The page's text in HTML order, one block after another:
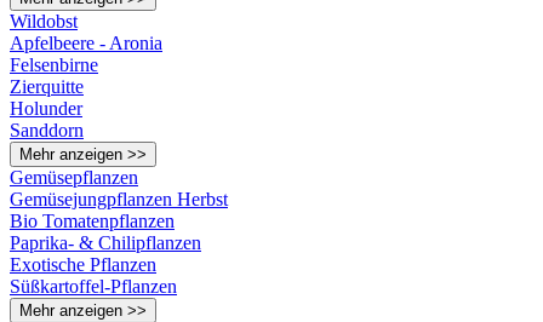
Wildobst
Apfelbeere - Aronia
Felsenbirne
Zierquitte
Holunder
Sanddorn
Mehr anzeigen >>
Gemüsepflanzen
Gemüsejungpflanzen Herbst
Bio Tomatenpflanzen
Paprika- & Chilipflanzen
Exotische Pflanzen
Süßkartoffel-Pflanzen
Mehr anzeigen >>